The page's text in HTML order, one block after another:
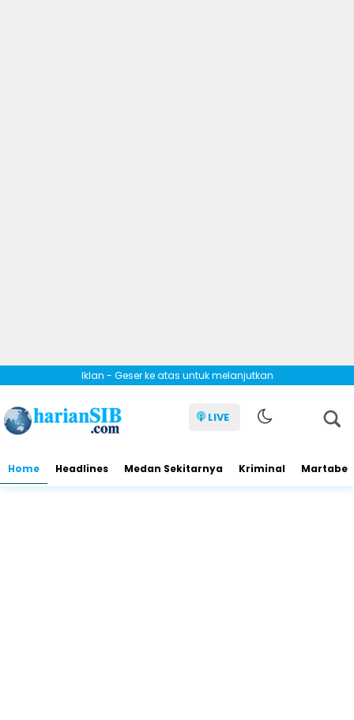
Iklan - Geser ke atas untuk melanjutkan
LIVE
Home Headlines Medan Sekitarnya Kriminal Martabe